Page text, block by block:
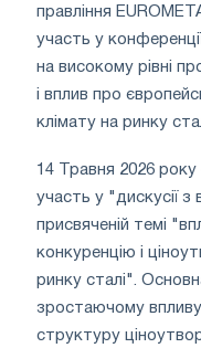
правління
участь у
на високому рівні
і вплив про
клімату на ринку
14 Травня 2026
участь у "дискусії з
присвяченій темі
конкуренцію і
ринку сталі".
зростаючому
структуру